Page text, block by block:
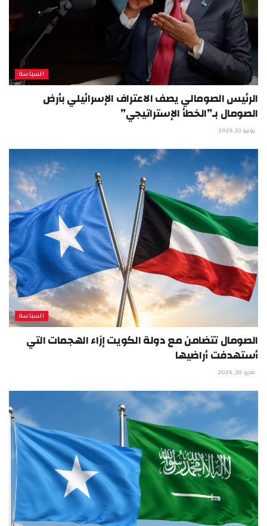
السياسة
الرئيس الصومالي يصف الاعتراف الإسرائيلي بأرض
الصومال بـ”الخطأ الإستراتيجي”
يونيو 13, 2026
السياسة
الصومال تتضامن مع دولة الكويت إزاء الهجمات التي
أستهدفت أراضيها
مايو 30, 2026